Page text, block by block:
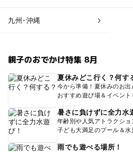
九州･沖縄
親子のおでかけ特集 8月
夏休みどこ行く？何す
今から準備！夏休みのお出
おすすめ遊び場＆イベント
暑さに負けずに全力水
年齢別や人気アトラクシ
子ども大満足のプール＆水
雨でも遊べる場所！